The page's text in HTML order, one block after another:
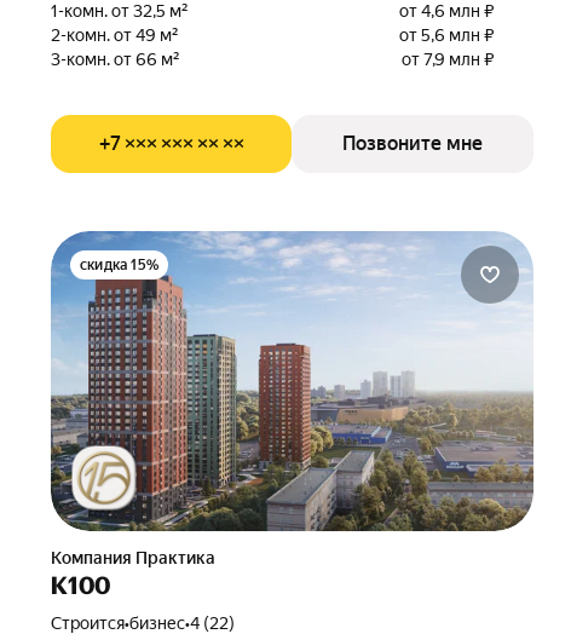
1-комн. от 32,5 м²
от 4,6 млн ₽
2-комн. от 49 м²
от 5,6 млн ₽
3-комн. от 66 м²
от 7,9 млн ₽
+7 ××× ××× ×× ×× Позвоните мне
скидка 15%
Компания Практика
К100
Строится•бизнес•4 (22)